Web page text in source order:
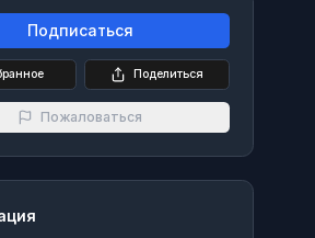
Подписаться
Поделиться
Пожаловаться